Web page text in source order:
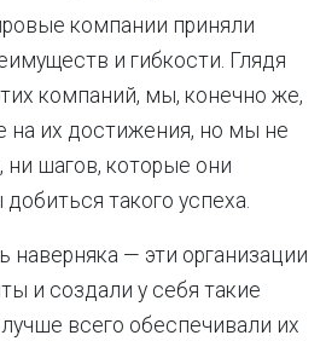
компании приняли
и гибкости. Глядя
компаний, мы, конечно же,
на их достижения, но мы не
ни шагов, которые они
такого успеха.
наверняка — эти организации
и создали у себя такие
всего обеспечивали их